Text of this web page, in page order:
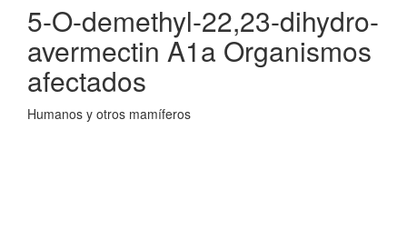
5-O-demethyl-22,23-dihydro-
avermectin A1a Organismos
afectados
Humanos y otros mamíferos